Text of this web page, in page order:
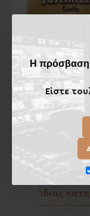
Η πρόσβαση
Είστε
Toscanello
7,70€
Καλάθι
Ίδιας